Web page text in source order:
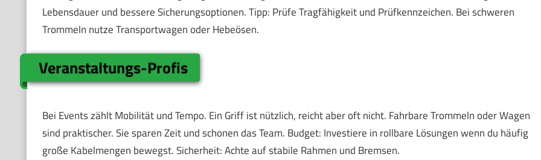
Lebensdauer und bessere Sicherungsoptionen. Tipp: Prüfe Tragfähigkeit und Prüfkennzeichen. Bei schweren
Trommeln nutze Transportwagen oder Hebeösen.
Veranstaltungs-Profis
Bei Events zählt Mobilität und Tempo. Ein Griff ist nützlich, reicht aber oft nicht. Fahrbare Trommeln oder Wagen
sind praktischer. Sie sparen Zeit und schonen das Team. Budget: Investiere in rollbare Lösungen wenn du häufig
große Kabelmengen bewegst. Sicherheit: Achte auf stabile Rahmen und Bremsen.